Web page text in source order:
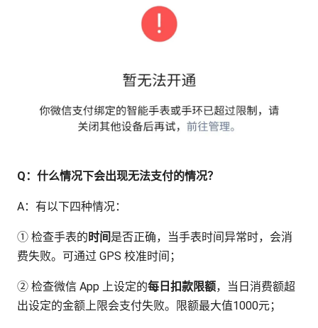
Q：什么情况下会出现无法支付的情况？
A：有以下四种情况：
① 检查手表的时间是否正确，当手表时间异常时，会消
费失败。可通过 GPS 校准时间；
② 检查微信 App 上设定的每日扣款限额，当日消费额超
出设定的金额上限会支付失败。限额最大值1000元；